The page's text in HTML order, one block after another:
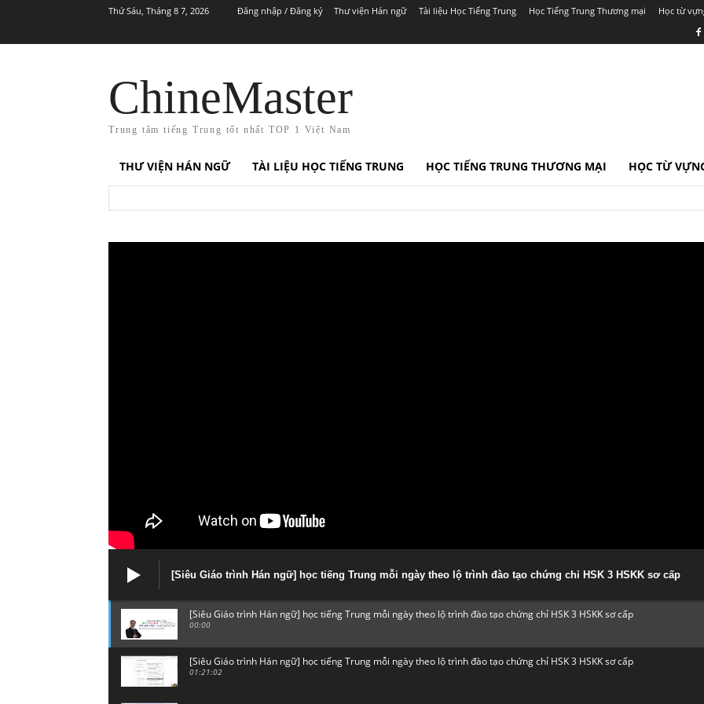
Thứ Sáu, Tháng 8 7, 2026 Đăng nhập / Đăng ký Thư viện Hán ngữ Tài liệu Học Tiếng Trung Học Tiếng Trung Thương mại Học từ
ChineMaster
Trung tâm tiếng Trung tốt nhất TOP 1 Việt Nam
THƯ VIỆN HÁN NGỮ TÀI LIỆU HỌC TIẾNG TRUNG HỌC TIẾNG TRUNG THƯƠNG MẠI HỌC TỪ
[Siêu Giáo trình Hán ngữ] học tiếng Trung mỗi ngày theo lộ trình đào tạo chứng chỉ HSK 3 HSKK sơ cấp
[Siêu Giáo trình Hán ngữ] học tiếng Trung mỗi ngày theo lộ trình đào tạo chứng chỉ HSK 3 HSKK sơ cấp
00:00
[Siêu Giáo trình Hán ngữ] học tiếng Trung mỗi ngày theo lộ trình đào tạo chứng chỉ HSK 3 HSKK sơ cấp
01:21:02